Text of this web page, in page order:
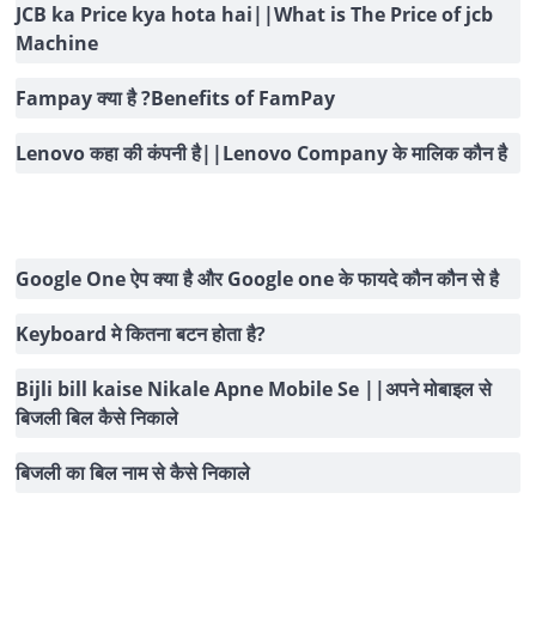
JCB ka Price kya hota hai||What is The Price of jcb
Machine
Fampay क्या है ?Benefits of FamPay
Lenovo कहा की कंपनी है||Lenovo Company के मालिक कौन है
Google One ऐप क्या है और Google one के फायदे कौन कौन से है
Keyboard मे कितना बटन होता है?
Bijli bill kaise Nikale Apne Mobile Se ||अपने मोबाइल से
बिजली बिल कैसे निकाले
बिजली का बिल नाम से कैसे निकाले